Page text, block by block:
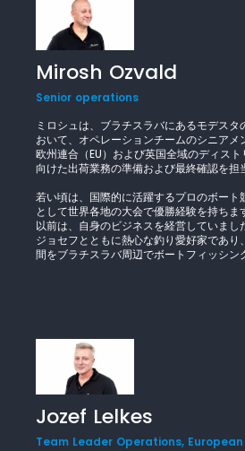
Mirosh Ozvald
Senior operations
ミロシュは、ブラチスラバにあるモデス
おいて、オペレーションチームのシニアメ
欧州連合（EU）および英国全域のディス
向けた出荷業務の準備および最終確認を担
若い頃は、国際的に活躍するプロのボート
として世界各地の大会で優勝経験を持ちま
以前は、自身のビジネスを経営していまし
ジョセフとともに熱心な釣り愛好家であ
間をブラチスラバ周辺でボートフィッシン
Jozef Lelkes
Team Leader Operations,